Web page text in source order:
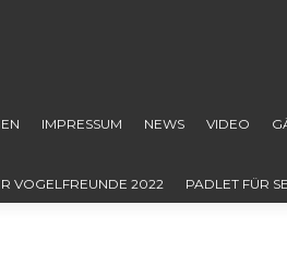
IMPRESSUM NEWS VIDEO
VOGELFREUNDE 2022 PADLET FÜR